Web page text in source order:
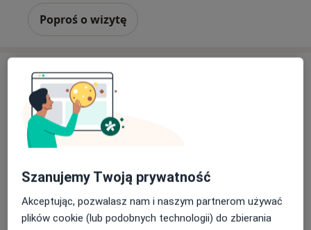
Poproś o wizytę
Bezpieczne płatności
dr n. med. Małgorzata Nartowicz-
Słoniewska
Szanujemy Twoją prywatność
Akceptując, pozwalasz nam i naszym partnerom używać
plików cookie (lub podobnych technologii) do zbierania